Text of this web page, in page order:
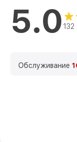
5.0
Обслуживание